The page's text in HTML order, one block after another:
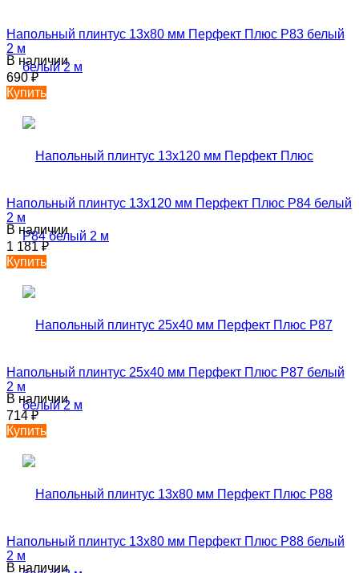
Напольный плинтус 13х80 мм Перфект Плюс P83 белый
2 м
В наличии
690₽
Купить
Напольный плинтус 13х120 мм Перфект Плюс P84 белый
2 м
В наличии
1 181₽
Купить
Напольный плинтус 25х40 мм Перфект Плюс P87 белый
2 м
В наличии
714₽
Купить
Напольный плинтус 13х80 мм Перфект Плюс P88 белый
2 м
В наличии